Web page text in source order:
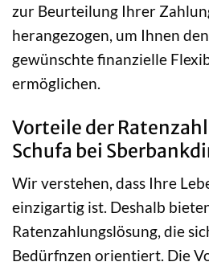
zur Beurteilung Ihrer
herangezogen, um Ihnen
gewünschte finanzielle
ermöglichen.
Vorteile der
Schufa bei
Wir verstehen, dass Ihre
einzigartig ist. Deshalb
Ratenzahlungslösung, die
Bedürfnzen orientiert. Die